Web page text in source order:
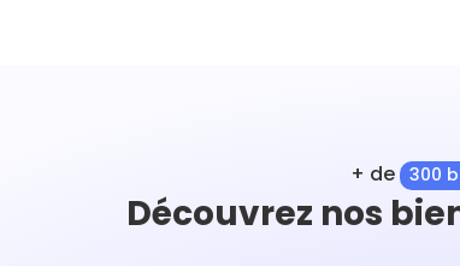
+ de 300
Découvrez nos